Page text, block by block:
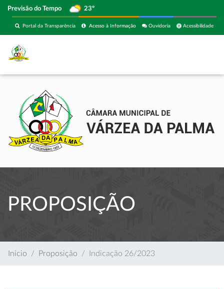
Previsão do Tempo 23º
Acessibilidade
Ouvidoria
Acesso à Informação
Portal da Transparência
PROPOSIÇÃO
Início Proposição Indicação 26/2023